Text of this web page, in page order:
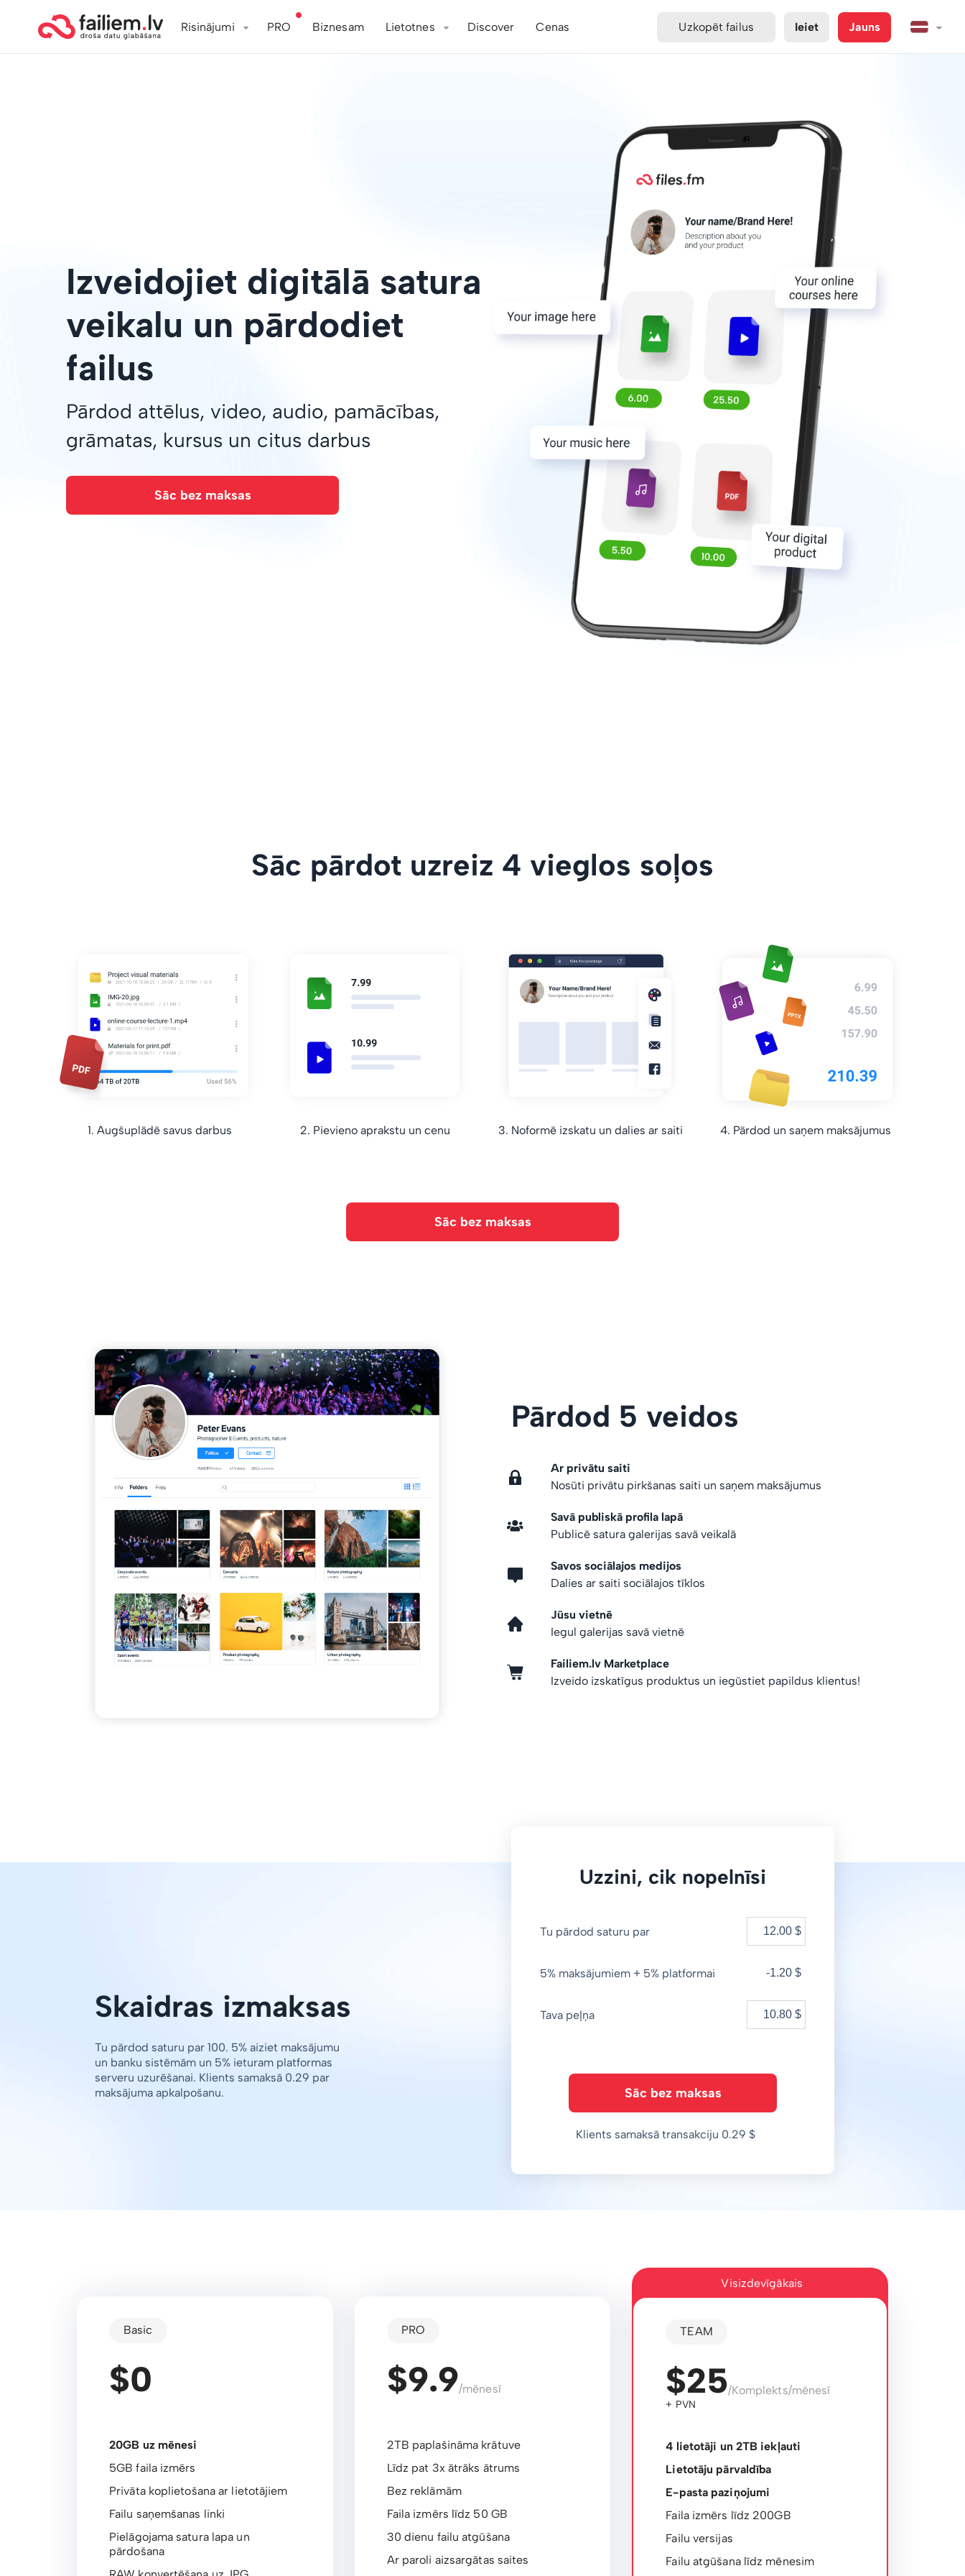
Risinājumi PRO Biznesam Lietotnes Discover Cenas Uzkopēt failus Ieiet Jauns
Izveidojiet digitālā satura
veikalu un pārdodiet
failus
Pārdod attēlus, video, audio, pamācības,
grāmatas, kursus un citus darbus
Sāc bez maksas
Sāc pārdot uzreiz 4 vieglos soļos
1. Augšuplādē savus darbus 2. Pievieno aprakstu un cenu 3. Noformē izskatu un dalies ar saiti 4. Pārdod un saņem maksājumus
Sāc bez maksas
Pārdod 5 veidos
Ar privātu saiti
Nosūti privātu pirkšanas saiti un saņem maksājumus
Savā publiskā profila lapā
Publicē satura galerijas savā veikalā
Savos sociālajos medijos
Dalies ar saiti sociālajos tīklos
Jūsu vietnē
Iegul galerijas savā vietnē
Failiem.lv Marketplace
Izveido izskatīgus produktus un iegūstiet papildus klientus!
Skaidras izmaksas
Tu pārdod saturu par 100. 5% aiziet maksājumu
un banku sistēmām un 5% ieturam platformas
serveru uzurēšanai. Klients samaksā 0.29 par
maksājuma apkalpošanu.
Uzzini, cik nopelnīsi
Tu pārdod saturu par
5% maksājumiem + 5% platformai -1.20 $
Tava peļņa
Sāc bez maksas
Klients samaksā transakciju 0.29 $
Basic
$0
20GB uz mēnesi
5GB faila izmērs
Privāta koplietošana ar lietotājiem
Failu saņemšanas linki
Pielāgojama satura lapa un
pārdošana
PRO
$9.9/mēnesī
2TB paplašināma krātuve
Līdz pat 3x ātrāks ātrums
Bez reklāmām
Faila izmērs līdz 50 GB
30 dienu failu atgūšana
Ar paroli aizsargātas saites
Visizdevīgākais
TEAM
$25/Komplekts/mēnesī
+ PVN
4 lietotāji un 2TB iekļauti
Lietotāju pārvaldība
E-pasta paziņojumi
Faila izmērs līdz 200GB
Failu versijas
Failu atgūšana līdz mēnesim